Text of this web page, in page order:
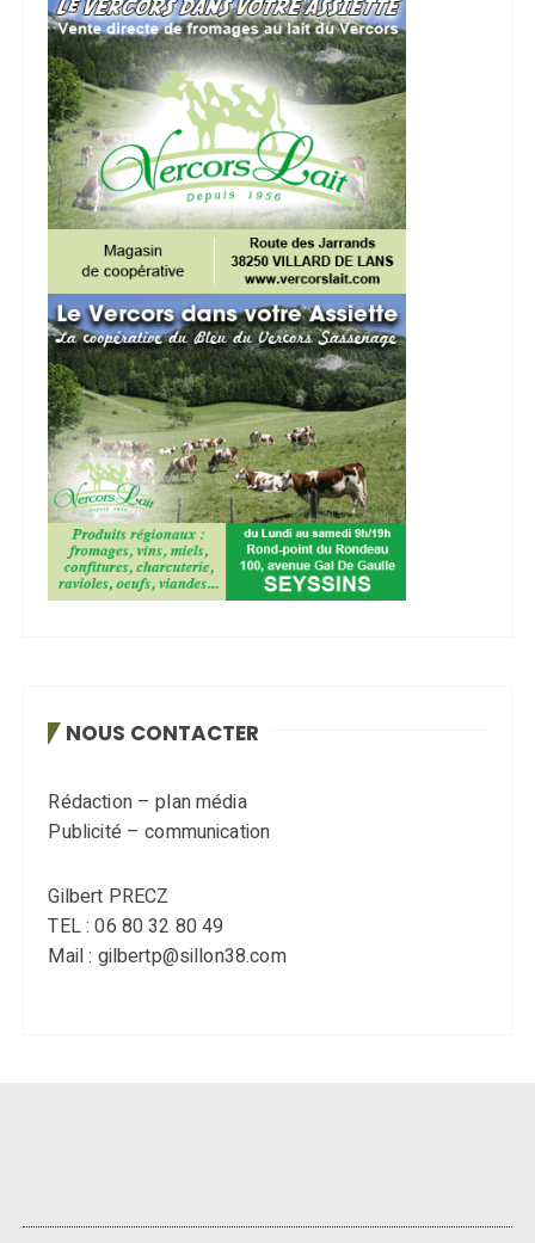
NOUS CONTACTER
Rédaction – plan média
Publicité – communication
Gilbert PRECZ
TEL : 06 80 32 80 49
Mail : gilbertp@sillon38.com